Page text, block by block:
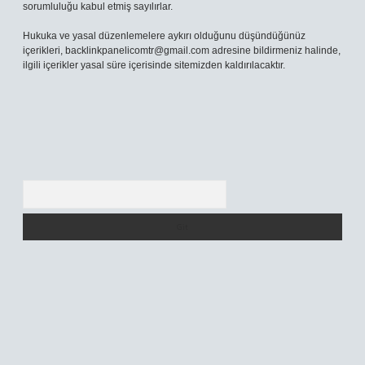
sorumluluğu kabul etmiş sayılırlar.
Hukuka ve yasal düzenlemelere aykırı olduğunu düşündüğünüz
içerikleri, backlinkpanelicomtr@gmail.com adresine bildirmeniz halinde,
ilgili içerikler yasal süre içerisinde sitemizden kaldırılacaktır.